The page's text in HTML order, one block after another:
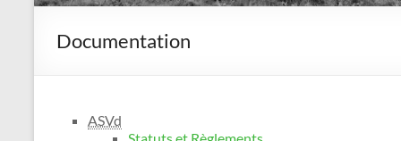
Documentation
ASVd